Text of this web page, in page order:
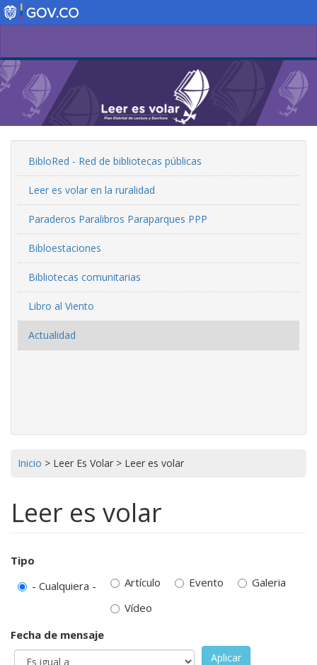
Pasar
al
BibloRed - Red de bibliotecas públicas
Leer es volar en la ruralidad
Paraderos Paralibros Paraparques PPP
Bibloestaciones
Bibliotecas comunitarias
Libro al Viento
Actualidad
Inicio > Leer Es Volar > Leer es volar
Leer es volar
Tipo
- Cualquiera -
Artículo Evento
Galeria
Vídeo
Fecha de mensaje
Aplicar